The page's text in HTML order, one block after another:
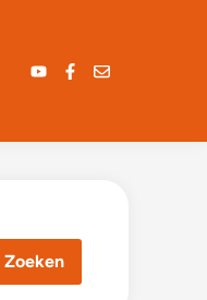
YouTubeFacebook
Mail
Zoeken